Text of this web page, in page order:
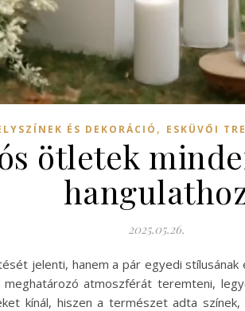
ÉS DEKORÁCIÓ , ESKÜVŐI
ötletek
2025.05.26.
jelenti, hanem a pár egyedi
atmoszférát teremteni,
kínál, hiszen a természet adta